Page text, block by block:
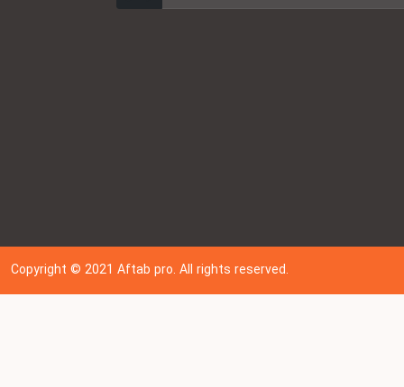
Copyright © 202 1Aftab pro. All rights reserved.